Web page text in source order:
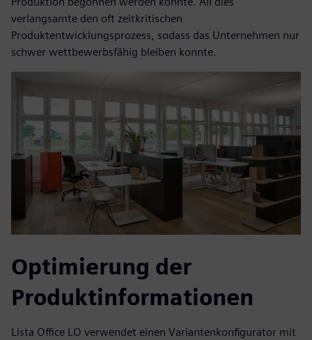
verlangsamte den oft zeitkritischen
Produktentwicklungsprozess, sodass das Unternehmen nur
schwer wettbewerbsfähig bleiben konnte.
Optimierung der
Produktinformationen
Lista Office LO verwendet einen Variantenkonfigurator mit